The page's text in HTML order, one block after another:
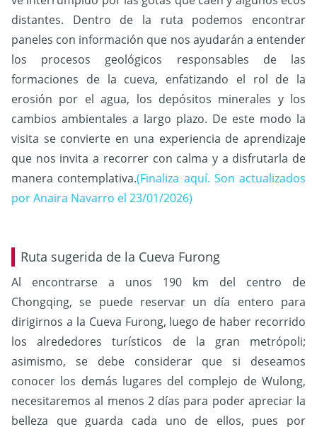
distantes. Dentro de la ruta podemos encontrar
paneles con información que nos ayudarán a entender
los procesos geológicos responsables de las
formaciones de la cueva, enfatizando el rol de la
erosión por el agua, los depósitos minerales y los
cambios ambientales a largo plazo. De este modo la
visita se convierte en una experiencia de aprendizaje
que nos invita a recorrer con calma y a disfrutarla de
manera contemplativa.(Finaliza aquí. Son actualizados
por Anaira Navarro el 23/01/2026)
Ruta sugerida de la Cueva Furong
Al encontrarse a unos 190 km del centro de
Chongqing, se puede reservar un día entero para
dirigirnos a la Cueva Furong, luego de haber recorrido
los alrededores turísticos de la gran metrópoli;
asimismo, se debe considerar que si deseamos
conocer los demás lugares del complejo de Wulong,
necesitaremos al menos 2 días para poder apreciar la
belleza que guarda cada uno de ellos, pues por